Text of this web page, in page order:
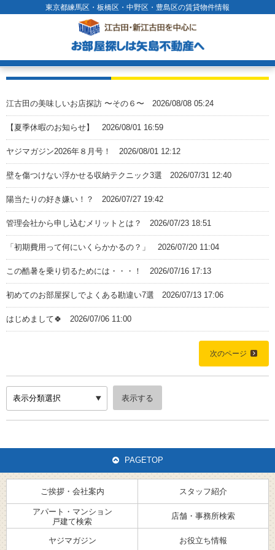
東京都練馬区・板橋区・中野区・豊島区の賃貸物件情報
江古田の美味しいお店探訪 〜その６〜 2026/08/08 05:24
【夏季休暇のお知らせ】 2026/08/01 16:59
ヤジマガジン2026年８月号！ 2026/08/01 12:12
壁を傷つけない浮かせる収納テクニック3選 2026/07/31 12:40
陽当たりの好き嫌い！？ 2026/07/27 19:42
管理会社から申し込むメリットとは？ 2026/07/23 18:51
「初期費用って何にいくらかかるの？」 2026/07/20 11:04
この酷暑を乗り切るためには・・・！ 2026/07/16 17:13
初めてのお部屋探しでよくある勘違い7選 2026/07/13 17:06
はじめまして🍀 2026/07/06 11:00
次のページ
PAGETOP
ご挨拶・会社案内 スタッフ紹介
アパート・マンション
戸建て検索
店舗・事務所検索
ヤジマガジン お役立ち情報
スタッフ紹介
店舗・事務所検索
ヤジマガジン